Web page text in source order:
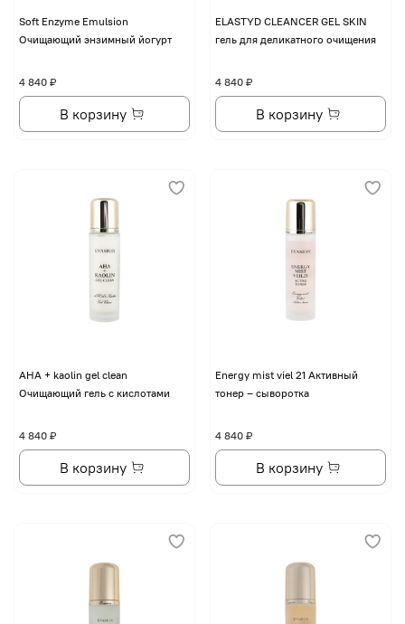
Soft Enzyme Emulsion
Очищающий энзимный йогурт
4 840 ₽
В корзину
ELASTYD CLEANCER GEL SKIN
гель для деликатного очищения
4 840 ₽
В корзину
AHA + kaolin gel clean
Очищающий гель с кислотами
4 840 ₽
В корзину
Energy mist viel 21 Активный
тонер – сыворотка
4 840 ₽
В корзину